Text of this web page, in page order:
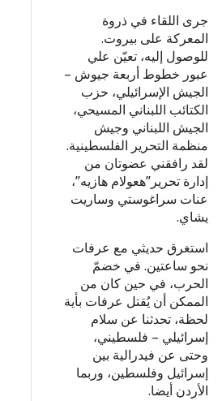
جرى اللقاء في ذروة
المعركة على بيروت.
للوصول إليه، تعيّن علي
عبور خطوط أربعة جيوش –
الجيش الإسرائيلي، حزب
الكتائب اللبناني المسيحي،
الجيش اللبناني وجيش
منظمة التحرير الفلسطينية.
لقد رافقني عضوتان من
إدارة تحرير”هعولام هازيه”،
عنات سراغوستي وساريت
يشاي.
استغرق حديثي مع عرفات
نحو ساعتين. في خضمّ
الحرب، في حين كان من
الممكن أن يُقتل عرفات بأية
لحظة، تحدثنا عن سلام
إسرائيلي – فلسطيني،
وحتى عن فيدرالية بين
إسرائيل وفلسطين، وربما
الأردن أيضا.